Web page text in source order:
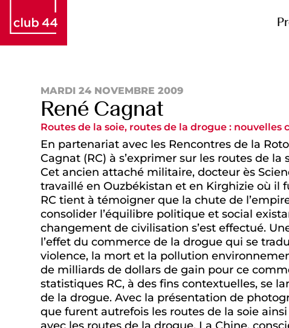
MARDI 24 NOVEMBRE 2009
René Cagnat
Routes de la soie, routes de la drogue : nouvelles
En partenariat avec les Rencontres de la
Cagnat (RC) à s’exprimer sur les routes de
Cet ancien attaché militaire, docteur ès
travaillé en Ouzbékistan et en Kirghizie où il
RC tient à témoigner que la chute de
consolider l’équilibre politique et social
changement de civilisation s’est effectué.
l’effet du commerce de la drogue qui se
violence, la mort et la pollution
de milliards de dollars de gain pour ce
statistiques RC, à des fins contextuelles, se
de la drogue. Avec la présentation de
que furent autrefois les routes de la soie